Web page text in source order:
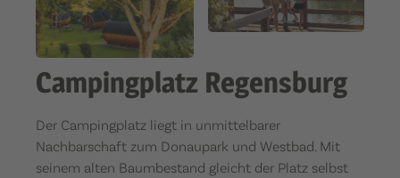
Campingplatz Regensburg
Der Campingplatz liegt in unmittelbarer
Nachbarschaft zum Donaupark und Westbad. Mit
seinem alten Baumbestand gleicht der Platz selbst